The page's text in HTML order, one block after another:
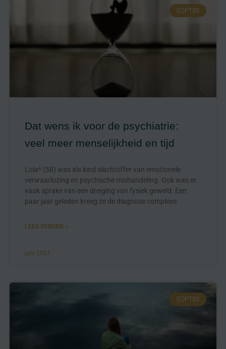
(C)PTSS
Dat wens ik voor de psychiatrie:
veel meer menselijkheid en tijd
Lola* (58) was als kind slachtoffer van emotionele
verwaarlozing en psychische mishandeling. Ook was er
vaak sprake van een dreiging van fysiek geweld. Een
paar jaar geleden kreeg ze de diagnose complexe
LEES VERDER »
juni 2021
(C)PTSS